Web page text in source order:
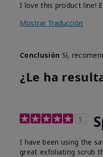
I love this product line!
Mostrar Traducción
Conclusión Sí,
¿Le ha
5
I have been using the
great exfoliating scrub